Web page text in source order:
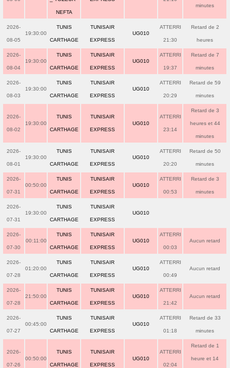
NEFTA
minutes
2026-
08-05
19:30:00
TUNIS
CARTHAGE
TUNISAIR
EXPRESS
UG010
ATTERRI
21:30
Retard de 2
heures
2026-
08-04
19:30:00
TUNIS
CARTHAGE
TUNISAIR
EXPRESS
UG010
ATTERRI
19:37
Retard de 7
minutes
2026-
08-03
19:30:00
TUNIS
CARTHAGE
TUNISAIR
EXPRESS
UG010
ATTERRI
20:29
Retard de 59
minutes
2026-
08-02
19:30:00
TUNIS
CARTHAGE
TUNISAIR
EXPRESS
UG010
ATTERRI
23:14
Retard de 3
heures et 44
minutes
2026-
08-01
19:30:00
TUNIS
CARTHAGE
TUNISAIR
EXPRESS
UG010
ATTERRI
20:20
Retard de 50
minutes
2026-
07-31
00:50:00
TUNIS
CARTHAGE
TUNISAIR
EXPRESS
UG010
ATTERRI
00:53
Retard de 3
minutes
2026-
07-31
19:30:00
TUNIS
CARTHAGE
TUNISAIR
EXPRESS
UG010
2026-
07-30
00:11:00
TUNIS
CARTHAGE
TUNISAIR
EXPRESS
UG010
ATTERRI
00:03
Aucun retard
2026-
07-28
01:20:00
TUNIS
CARTHAGE
TUNISAIR
EXPRESS
UG010
ATTERRI
00:49
Aucun retard
2026-
07-28
21:50:00
TUNIS
CARTHAGE
TUNISAIR
EXPRESS
UG010
ATTERRI
21:42
Aucun retard
2026-
07-27
00:45:00
TUNIS
CARTHAGE
TUNISAIR
EXPRESS
UG010
ATTERRI
01:18
Retard de 33
minutes
2026-
07-26
00:50:00
TUNIS
CARTHAGE
TUNISAIR
EXPRESS
UG010
ATTERRI
02:04
Retard de 1
heure et 14